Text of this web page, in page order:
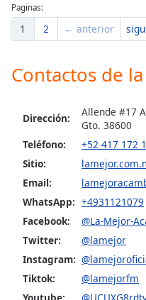
Opacity
Area
Background
Opacity
Font
Edge
Style
Paginas:
1 2 ← anterior
Contactos de
Dirección:
Allende #17
Gto. 38600
Teléfono:
+52 417 172
Sitio:
Email:
WhatsApp: +4931121079
Facebook:
@La-Mejor-
Twitter:
@lamejor
Instagram:
Tiktok:
@lamejorfm